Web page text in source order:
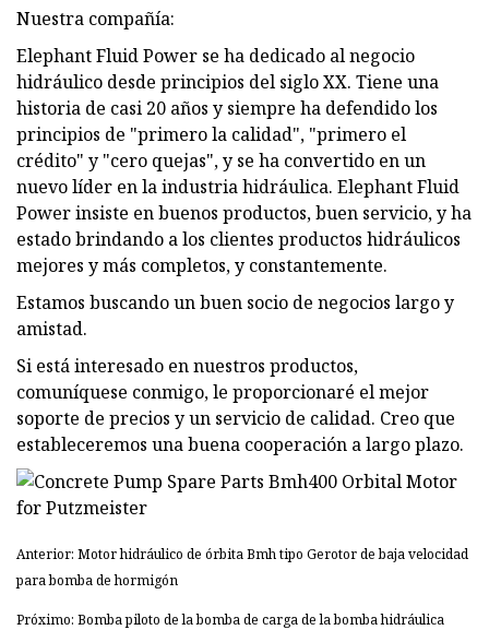
Nuestra compañía:
Elephant Fluid Power se ha dedicado al negocio
hidráulico desde principios del siglo XX. Tiene una
historia de casi 20 años y siempre ha defendido los
principios de "primero la calidad", "primero el
crédito" y "cero quejas", y se ha convertido en un
nuevo líder en la industria hidráulica. Elephant Fluid
Power insiste en buenos productos, buen servicio, y ha
estado brindando a los clientes productos hidráulicos
mejores y más completos, y constantemente.
Estamos buscando un buen socio de negocios largo y
amistad.
Si está interesado en nuestros productos,
comuníquese conmigo, le proporcionaré el mejor
soporte de precios y un servicio de calidad. Creo que
estableceremos una buena cooperación a largo plazo.
Anterior: Motor hidráulico de órbita Bmh tipo Gerotor de baja velocidad
para bomba de hormigón
Próximo: Bomba piloto de la bomba de carga de la bomba hidráulica